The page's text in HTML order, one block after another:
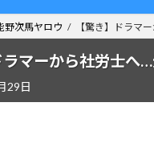
野次馬ヤロウ 【驚き】ドラマ
ラマーから社労士へ
29日